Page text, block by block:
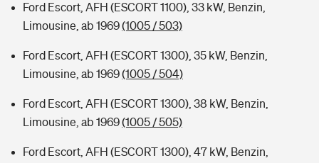
Ford Escort, AFH (ESCORT 1100), 33 kW, Benzin,
Limousine, ab 1969(1005 / 503)
Ford Escort, AFH (ESCORT 1300), 35 kW, Benzin,
Limousine, ab 1969(1005 / 504)
Ford Escort, AFH (ESCORT 1300), 38 kW, Benzin,
Limousine, ab 1969(1005 / 505)
Ford Escort, AFH (ESCORT 1300), 47 kW, Benzin,